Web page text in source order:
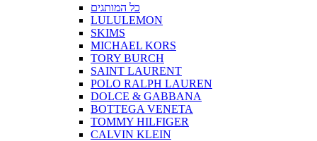
כל המותגים
LULULEMON
SKIMS
MICHAEL KORS
TORY BURCH
SAINT LAURENT
POLO RALPH LAUREN
DOLCE & GABBANA
BOTTEGA VENETA
TOMMY HILFIGER
CALVIN KLEIN